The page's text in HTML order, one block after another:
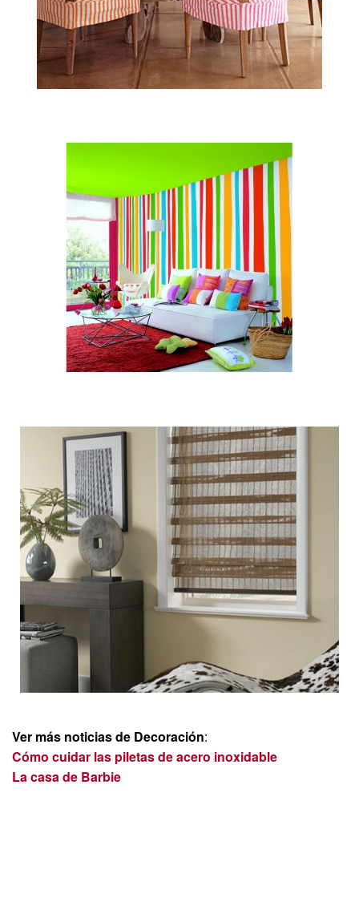
Ver más noticias de Decoración:
Cómo cuidar las piletas de acero inoxidable
La casa de Barbie